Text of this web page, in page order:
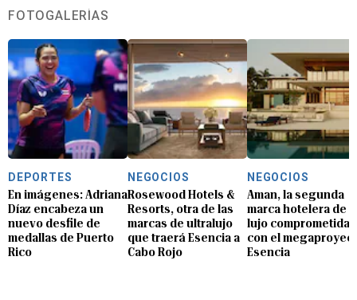
FOTOGALERÍAS
DEPORTES
En imágenes: Adriana
Díaz encabeza un
nuevo desfile de
medallas de Puerto
Rico
NEGOCIOS
Rosewood Hotels &
Resorts, otra de las
marcas de ultralujo
que traerá Esencia a
Cabo Rojo
NEGOCIOS
Aman, la segunda
marca hotelera de
lujo comprometida
con el
Esencia